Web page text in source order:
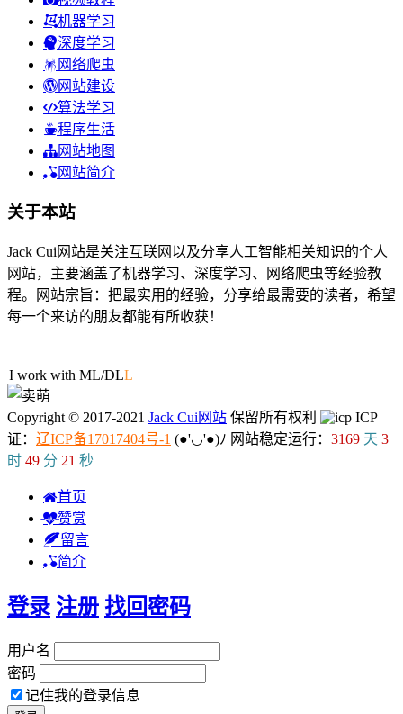
机器学习
深度学习
网络爬虫
网站建设
算法学习
程序生活
网站地图
网站简介
关于本站
Jack Cui网站是关注互联网以及分享人工智能相关知识的个人
网站，主要涵盖了机器学习、深度学习、网络爬虫等经验教
程。网站宗旨：把最实用的经验，分享给最需要的读者，希望
每一个来访的朋友都能有所收获！
I work with ML/D@P
Copyright © 2017-2021 Jack Cui网站 保留所有权利
ICP
证： 辽ICP备17017404号-1 (●'◡'●)ﾉ 网站稳定运行： 3169 天 3
时 49 分 22 秒
首页
赞赏
留言
简介
登录 注册 找回密码
用户名
密码
记住我的登录信息